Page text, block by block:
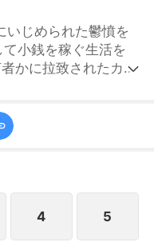
いじめられた鬱憤を
小銭を稼ぐ生活を
かに拉致されたカノ
きりにしたひったく
プレ女、整形に
ズ”の参加者たち。
“断罪”されていく。
るのは一体誰なの
4 5